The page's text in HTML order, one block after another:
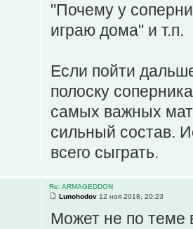
"Почему у
играю дома" и т.п.
Если пойти
полоску
самых важных
сильный состав.
всего сыграть.
Re: ARMAGEDDON
Lunohodov 12 ноя 2018, 20:23
Может не по теме